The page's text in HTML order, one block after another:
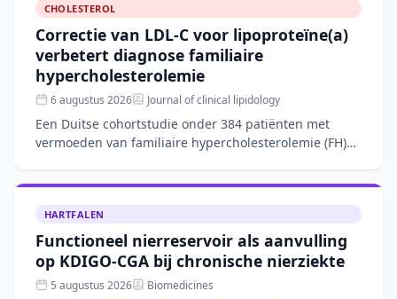
CHOLESTEROL
Correctie van LDL-C voor lipoproteïne(a)
verbetert diagnose familiaire
hypercholesterolemie
6 augustus 2026 Journal of clinical lipidology
Een Duitse cohortstudie onder 384 patiënten met
vermoeden van familiaire hypercholesterolemie (FH)
HARTFALEN
Functioneel nierreservoir als aanvulling
op KDIGO-CGA bij chronische nierziekte
5 augustus 2026 Biomedicines